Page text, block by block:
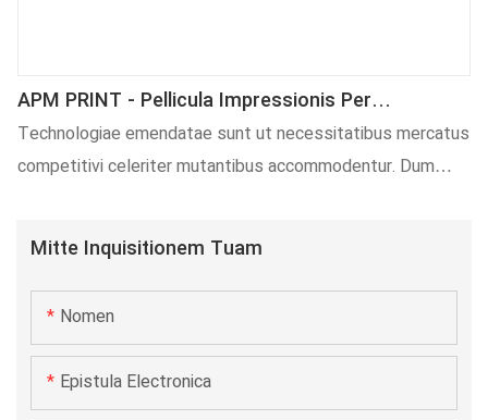
Mitte Inquisitionem Tuam
Nomen
Epistula Electronica
APM PRINT - Pellicula Impressionis Per
Translationem Caloris Ad Impressionem
Poculorum Et Lagenarum. Pellicula Translationis
Technologiae emendatae sunt ut necessitatibus mercatus
competitivi celeriter mutantibus accommodentur. Dum
impressionem poculorum lagenarum et poculorum (vel
"Poculorum") valde emendata est. Hoc effectum ingentem
in agros chartae et pelliculae transferendae habet.